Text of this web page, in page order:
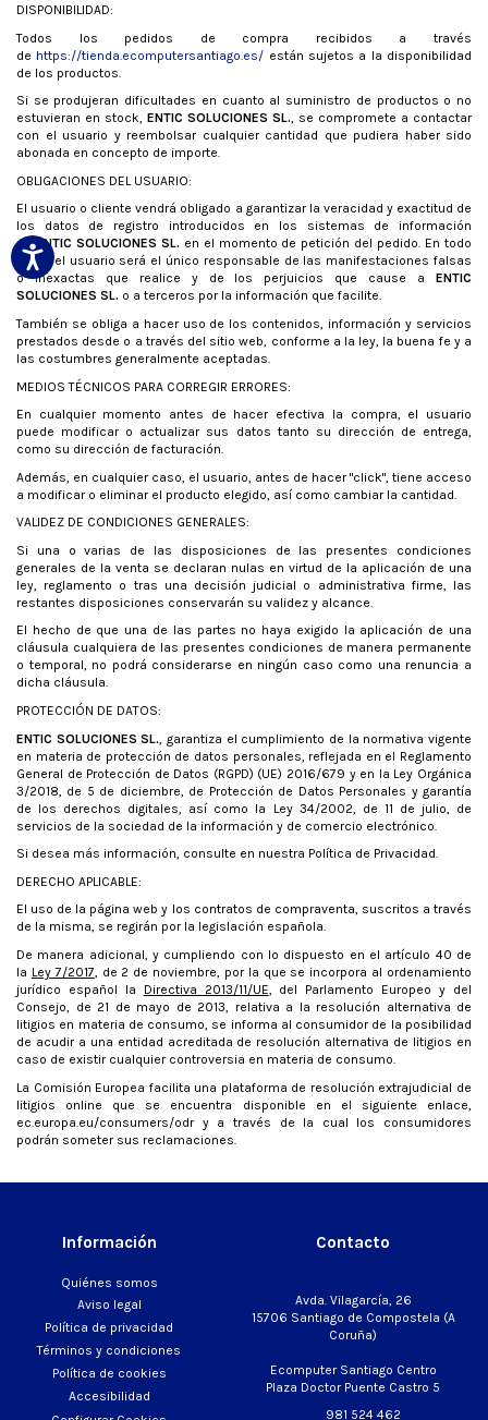
DISPONIBILIDAD:
Todos los pedidos de compra recibidos a través
de https://tienda.ecomputersantiago.es/ están sujetos a la disponibilidad
de los productos.
Si se produjeran dificultades en cuanto al suministro de productos o no
estuvieran en stock, ENTIC SOLUCIONES SL., se compromete a contactar
con el usuario y reembolsar cualquier cantidad que pudiera haber sido
abonada en concepto de importe.
OBLIGACIONES DEL USUARIO:
El usuario o cliente vendrá obligado a garantizar la veracidad y exactitud de
los datos de registro introducidos en los sistemas de información
deENTIC SOLUCIONES SL. en el momento de petición del pedido. En todo
caso, el usuario será el único responsable de las manifestaciones falsas
o inexactas que realice y de los perjuicios que cause a ENTIC
SOLUCIONES SL. o a terceros por la información que facilite.
También se obliga a hacer uso de los contenidos, información y servicios
prestados desde o a través del sitio web, conforme a la ley, la buena fe y a
las costumbres generalmente aceptadas.
MEDIOS TÉCNICOS PARA CORREGIR ERRORES:
En cualquier momento antes de hacer efectiva la compra, el usuario
puede modificar o actualizar sus datos tanto su dirección de entrega,
como su dirección de facturación.
Además, en cualquier caso, el usuario, antes de hacer "click", tiene acceso
a modificar o eliminar el producto elegido, así como cambiar la cantidad.
VALIDEZ DE CONDICIONES GENERALES:
Si una o varias de las disposiciones de las presentes condiciones
generales de la venta se declaran nulas en virtud de la aplicación de una
ley, reglamento o tras una decisión judicial o administrativa firme, las
restantes disposiciones conservarán su validez y alcance.
El hecho de que una de las partes no haya exigido la aplicación de una
cláusula cualquiera de las presentes condiciones de manera permanente
o temporal, no podrá considerarse en ningún caso como una renuncia a
dicha cláusula.
PROTECCIÓN DE DATOS:
ENTIC SOLUCIONES SL. , garantiza el cumplimiento de la normativa vigente
en materia de protección de datos personales, reflejada en el Reglamento
General de Protección de Datos (RGPD) (UE) 2016/679 y en la Ley Orgánica
3/2018, de 5 de diciembre, de Protección de Datos Personales y garantía
de los derechos digitales, así como la Ley 34/2002, de 11 de julio, de
servicios de la sociedad de la información y de comercio electrónico.
Si desea más información, consulte en nuestra Política de Privacidad.
DERECHO APLICABLE:
El uso de la página web y los contratos de compraventa, suscritos a través
de la misma, se regirán por la legislación española.
De manera adicional, y cumpliendo con lo dispuesto en el artículo 40 de
la Ley 7/2017, de 2 de noviembre, por la que se incorpora al ordenamiento
jurídico español la Directiva 2013/11/UE, del Parlamento Europeo y del
Consejo, de 21 de mayo de 2013, relativa a la resolución alternativa de
litigios en materia de consumo, se informa al consumidor de la posibilidad
de acudir a una entidad acreditada de resolución alternativa de litigios en
caso de existir cualquier controversia en materia de consumo.
La Comisión Europea facilita una plataforma de resolución extrajudicial de
litigios online que se encuentra disponible en el siguiente enlace,
ec.europa.eu/consumers/odr y a través de la cual los consumidores
podrán someter sus reclamaciones.
Información
Quiénes somos
Aviso legal
Política de privacidad
Términos y condiciones
Política de cookies
Accesibilidad
Contacto
Avda. Vilagarcía, 26
15706 Santiago de Compostela (A
Coruña)
Ecomputer Santiago Centro
Plaza Doctor Puente Castro 5
981 524 462